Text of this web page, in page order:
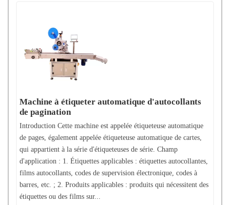
Machine à étiqueter automatique d'autocollants
de pagination
Introduction Cette machine est appelée étiqueteuse automatique
de pages, également appelée étiqueteuse automatique de cartes,
qui appartient à la série d'étiqueteuses de série. Champ
d'application : 1. Étiquettes applicables : étiquettes autocollantes,
films autocollants, codes de supervision électronique, codes à
barres, etc. ; 2. Produits applicables : produits qui nécessitent des
étiquettes ou des films sur...